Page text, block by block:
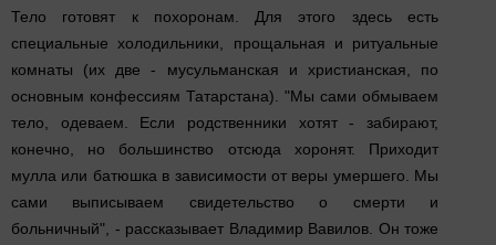
Тело готовят к похоронам. Для этого здесь есть
специальные холодильники, прощальная и ритуальные
комнаты (их две - мусульманская и христианская, по
основным конфессиям Татарстана). "Мы сами обмываем
тело, одеваем. Если родственники хотят - забирают,
конечно, но большинство отсюда хоронят. Приходит
мулла или батюшка в зависимости от веры умершего. Мы
сами выписываем свидетельство о смерти и
больничный", - рассказывает Владимир Вавилов. Он тоже